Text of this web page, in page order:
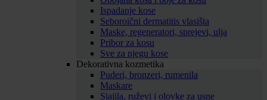
Ispadanje kose
Seboroični dermatitis vlasišta
Maske, regeneratori, sprejevi, ulja
Pribor za kosu
Sve za njegu kose
Dekorativna kozmetika
Puderi, bronzeri, rumenila
Maskare
Sjajila, ruževi i olovke za usne